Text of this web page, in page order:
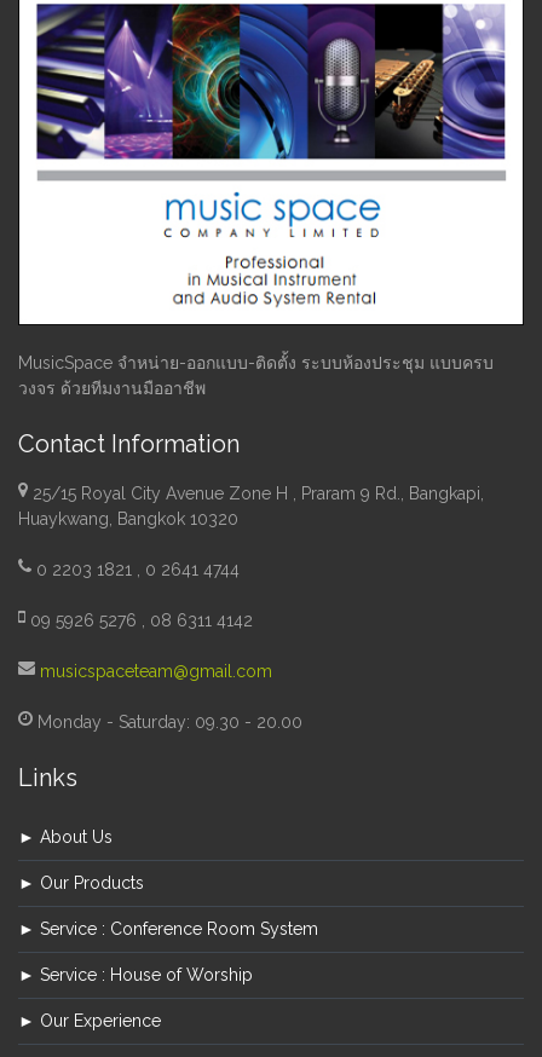
MusicSpace จำหน่าย-ออกแบบ-ติดตั้ง ระบบห้องประชุม แบบครบ
วงจร ด้วยทีมงานมืออาชีพ
Contact Information
25/15 Royal City Avenue Zone H , Praram 9 Rd., Bangkapi,
Huaykwang, Bangkok 10320
0 2203 1821 , 0 2641 4744
09 5926 5276 , 08 6311 4142
musicspaceteam@gmail.com
Monday - Saturday: 09.30 - 20.00
Links
► About Us
► Our Products
► Service : Conference Room System
► Service : House of Worship
► Our Experience